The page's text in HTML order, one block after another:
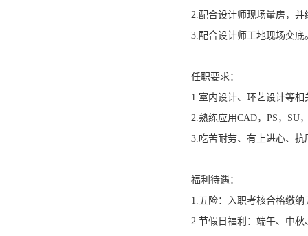
2.配合设计师现场量房，并
3.配合设计师工地现场交底
任职要求：
1.室内设计、环艺设计等
2.熟练应用CAD，PS，SU
3.吃苦耐劳、有上进心、抗
福利待遇：
1.五险：入职考核合格缴纳
2.节假日福利：端午、中